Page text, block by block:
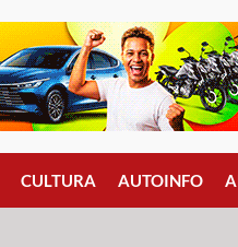
CULTURA AUTOINFO